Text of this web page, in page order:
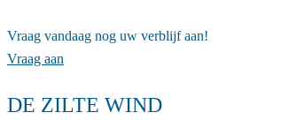
Vraag vandaag nog uw verblijf aan!
Vraag aan
DE ZILTE WIND